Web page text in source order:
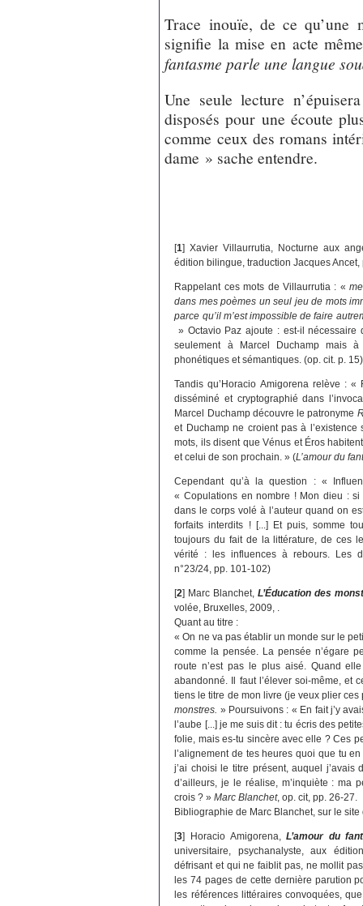
Trace inouïe, de ce qu’une
signifie la mise en acte
fantasme parle une langue
Une seule lecture
disposés pour une écoute
comme ceux des romans
dame » sache entendre.
[1]Xavier Villaurrutia, Nocturne aux
édition bilingue, traduction Jacques Ancet,
Rappelant ces mots de Villaurrutia : «
dans mes poèmes un seul jeu de mots
parce qu’il m’est impossible de faire
» Octavio Paz ajoute : est-il
seulement à Marcel Duchamp mais
phonétiques et sémantiques. (op. cit. p. 15)
Tandis qu’Horacio Amigorena relève :
disséminé et cryptographié dans
Marcel Duchamp découvre le patronyme
et Duchamp ne croient pas à
mots, ils disent que Vénus et Éros
et celui de son prochain. » (L’amour du
Cependant qu’à la question : «
« Copulations en nombre ! Mon dieu : si
dans le corps volé à l’auteur quand on
forfaits interdits ! [...] Et puis, somme
toujours du fait de la littérature, de ces
vérité : les influences à rebours. Les
n°23/24, pp. 101-102)
[2] Marc Blanchet,L’Éducation des
volée, Bruxelles, 2009, .
Quant au titre :
« On ne va pas établir un monde sur le
comme la pensée. La pensée n’égare
route n’est pas le plus aisé. Quand
abandonné. Il faut l’élever soi-même, et
tiens le titre de mon livre (je veux plier
monstres. » Poursuivons : « En fait j’y
l’aube [...] je me suis dit : tu écris des
folie, mais es-tu sincère avec elle ? Ces
l’alignement de tes heures quoi que tu
j’ai choisi le titre présent, auquel
d’ailleurs, je le réalise, m’inquiète : ma
crois ? »Marc Blanchet, op. cit, pp. 26-27.
Bibliographie de Marc Blanchet, sur le
[3] Horacio Amigorena,L’amour du
universitaire, psychanalyste, aux
défrisant et qui ne faiblit pas, ne mollit
les 74 pages de cette dernière parution
les références littéraires convoquées,